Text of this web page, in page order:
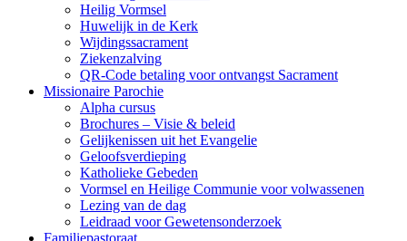
Heilig Vormsel
Huwelijk in de Kerk
Wijdingssacrament
Ziekenzalving
QR-Code betaling voor ontvangst Sacrament
Missionaire Parochie
Alpha cursus
Brochures – Visie & beleid
Gelijkenissen uit het Evangelie
Geloofsverdieping
Katholieke Gebeden
Vormsel en Heilige Communie voor volwassenen
Lezing van de dag
Leidraad voor Gewetensonderzoek
Familiepastoraat